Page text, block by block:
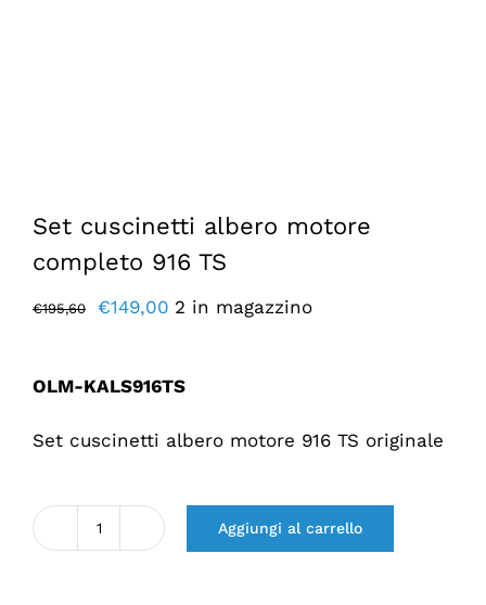
Set cuscinetti albero motore
completo 916 TS
€195,60
Il
€195,60.
€149,00 Il
€149,00.
2 in magazzino
OLM-KALS916TS
Set cuscinetti albero motore 916 TS originale
Quantità
Aggiungi al carrello